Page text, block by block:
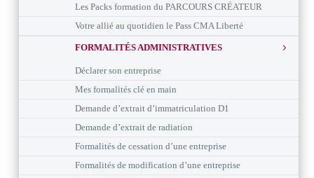
Les Packs formation du PARCOURS CRÉATEUR
Votre allié au quotidien le Pass CMA Liberté
FORMALITÉS ADMINISTRATIVES
Déclarer son entreprise
Mes formalités clé en main
Demande d’extrait d’immatriculation D1
Demande d’extrait de radiation
Formalités de cessation d’une entreprise
Formalités de modification d’une entreprise